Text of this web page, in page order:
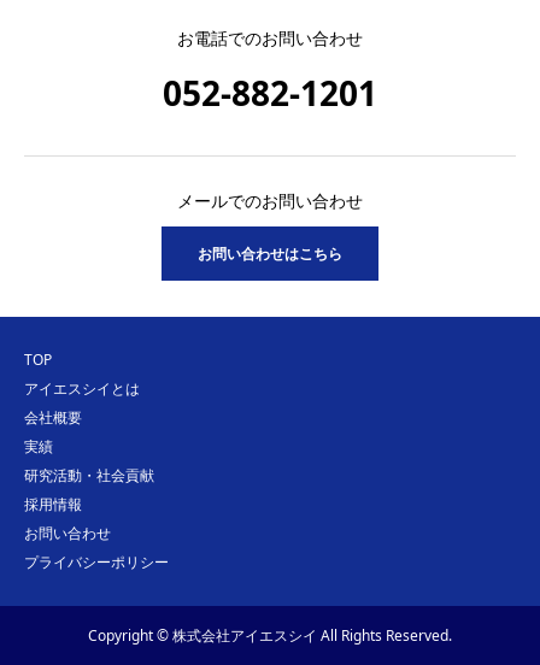
お電話でのお問い合わせ
052-882-1201
メールでのお問い合わせ
お問い合わせはこちら
TOP
アイエスシイとは
会社概要
実績
研究活動・社会貢献
採用情報
お問い合わせ
プライバシーポリシー
Copyright © 株式会社アイエスシイ All Rights Reserved.